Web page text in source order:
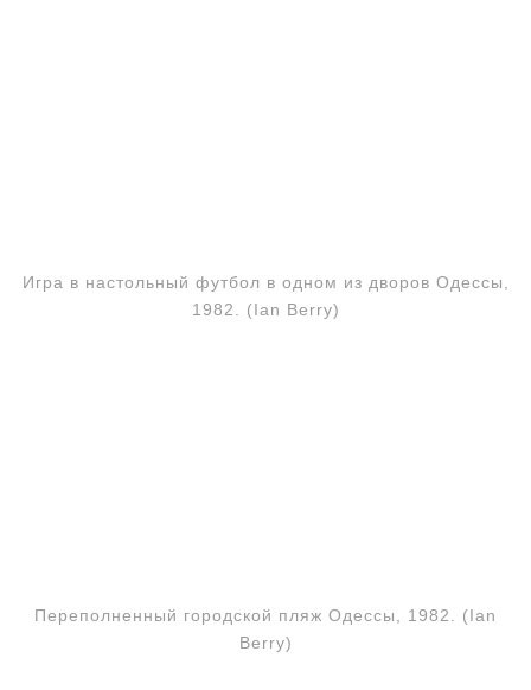
Игра в настольный футбол в одном из дворов Одессы,
1982. (Ian Berry)
Переполненный городской пляж Одессы, 1982. (Ian
Berry)